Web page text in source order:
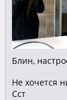
Блин,
Не хочется
Сст